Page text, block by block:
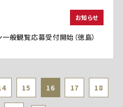
お知らせ
一般観覧応募受付開始（徳島）
15 16 17 18